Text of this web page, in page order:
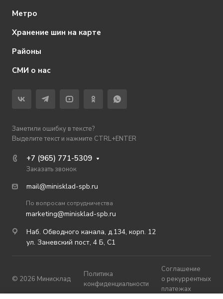
Метро
Хранение шин на карте
Районы
СМИ о нас
Заметили ошибку в тексте?
Выделите текст и нажмите CTRL+ENTER
+7 (965) 771-5309
Заказать звонок
По вопросам сотрудничества
marketing@minisklad-spb.ru
mail@minisklad-spb.ru
Наб. Обводного канала, д.134, корп. 12
ул. Заневский пост, 4 Б, С1
© 2026 Минисклад
Политика
конфиденциальности
Соглашение
о рекуррентных
платежах